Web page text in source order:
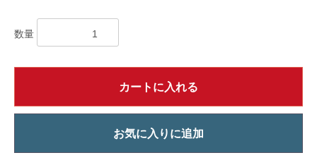
数量
カートに入れる
お気に入りに追加